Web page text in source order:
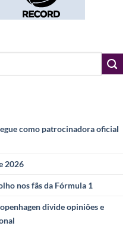
como patrocinadora oficial
2026
nos fãs da Fórmula 1
divide opiniões e